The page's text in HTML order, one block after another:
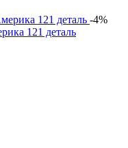
-4%
121 деталь